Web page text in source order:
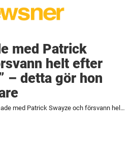
med Patrick
helt efter
– detta gör hon
"Baby" dansade med Patrick Swayze och försvann helt efter "Dirty dancing" – detta gör hon idag 33 år senare